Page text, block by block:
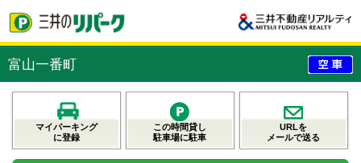
富山一番町
マイパーキング
に登録
この時間貸し
駐車場に駐車
URLを
メールで送る